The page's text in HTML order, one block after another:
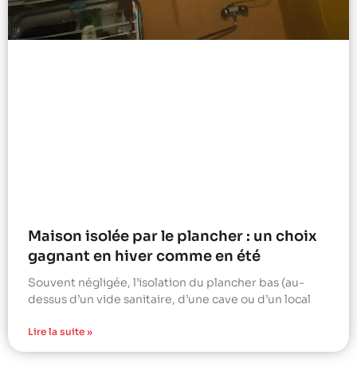
Maison isolée par le plancher : un choix
gagnant en hiver comme en été
Souvent négligée, l’isolation du plancher bas (au-
dessus d’un vide sanitaire, d’une cave ou d’un local
Lire la suite »